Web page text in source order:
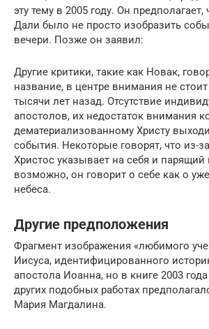
эту тему в 2005 году. Он
Дали было не просто изобразить
вечери. Позже он заявил:
Другие критики, такие как Новак,
название, в центре внимания не
тысячи лет назад. Отсутствие
апостолов, их недостаток внимания
дематериализованному Христу
события. Некоторые говорят, что из-
Христос указывает на себя и парящий
возможно, он говорит о себе как о
небеса.
Другие предположения
Фрагмент изображения «любимого
Иисуса, идентифицированного
апостола Иоанна, но в книге 2003 года
других подобных работах
Мария Магдалина.